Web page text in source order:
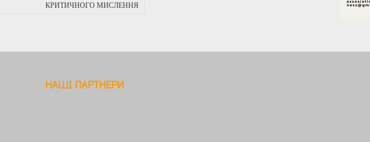
КРИТИЧНОГО МИСЛЕННЯ
НАШІ ПАРТНЕРИ